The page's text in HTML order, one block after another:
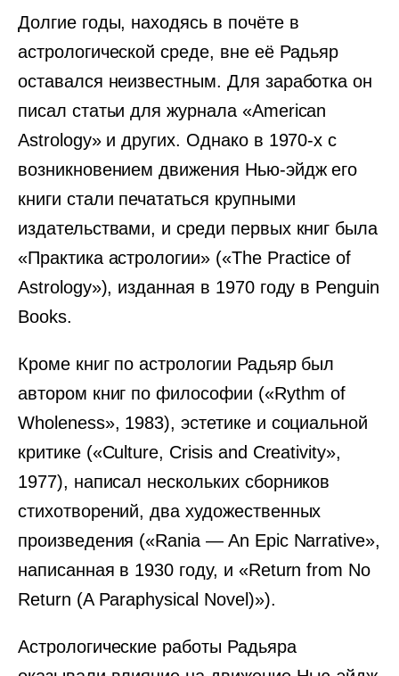
Долгие годы, находясь в почёте в
астрологической среде, вне её Радьяр
оставался неизвестным. Для заработка он
писал статьи для журнала «American
Astrology» и других. Однако в 1970-х с
возникновением движения Нью-эйдж его
книги стали печататься крупными
издательствами, и среди первых книг была
«Практика астрологии» («The Practice of
Astrology»), изданная в 1970 году в Penguin
Books.
Кроме книг по астрологии Радьяр был
автором книг по философии («Rythm of
Wholeness», 1983), эстетике и социальной
критике («Culture, Crisis and Creativity»,
1977), написал нескольких сборников
стихотворений, два художественных
произведения («Rania — An Epic Narrative»,
написанная в 1930 году, и «Return from No
Return (A Paraphysical Novel)»).
Астрологические работы Радьяра